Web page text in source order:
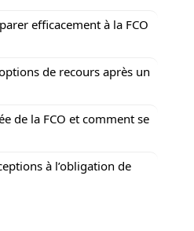
efficacement à la FCO
de recours après un
de la FCO et comment se
à l’obligation de